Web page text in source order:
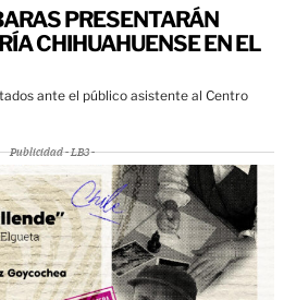
PRESENTARÁN
CHIHUAHUENSE EN EL
ante el público asistente al Centro
Publicidad - LB3 -